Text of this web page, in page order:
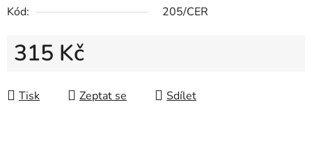
Kód:
205/CER
315 Kč
Tisk
Zeptat se Sdílet